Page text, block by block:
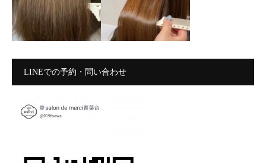
LINEでの予約・問い合わせ